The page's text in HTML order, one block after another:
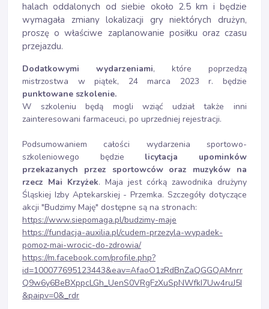
halach oddalonych od siebie około 2.5 km i będzie
wymagała zmiany lokalizacji gry niektórych drużyn,
proszę o właściwe zaplanowanie posiłku oraz czasu
przejazdu.
Dodatkowymi wydarzeniami, które poprzedzą
mistrzostwa w piątek, 24 marca 2023 r. będzie
punktowane szkolenie.
W szkoleniu będą mogli wziąć udział także inni
zainteresowani farmaceuci, po uprzedniej rejestracji.
Podsumowaniem całości wydarzenia sportowo-
szkoleniowego będzie licytacja upominków
przekazanych przez sportowców oraz muzyków na
rzecz Mai Krzyżek. Maja jest córką zawodnika drużyny
Śląskiej Izby Aptekarskiej - Przemka. Szczegóły dotyczące
akcji "Budzimy Maję" dostępne są na stronach:
https://www.siepomaga.pl/budzimy-maje
https://fundacja-auxilia.pl/cudem-przezyla-wypadek-
pomoz-mai-wrocic-do-zdrowia/
https://m.facebook.com/profile.php?
id=100077695123443&eav=AfaoO1zRdBnZaQGGQAMnrr
Q9w6y6BeBXppcLGh_UenS0VRgFzXuSpNWfkI7Uw4ruJ5I
&paipv=0&_rdr